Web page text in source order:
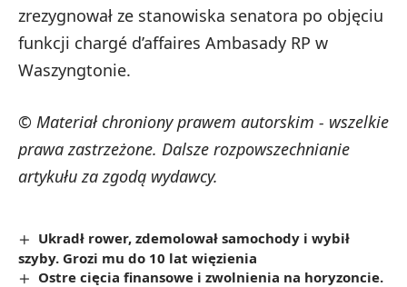
zrezygnował ze stanowiska senatora po objęciu
funkcji chargé d’affaires Ambasady RP w
Waszyngtonie.
© Materiał chroniony prawem autorskim - wszelkie
prawa zastrzeżone. Dalsze rozpowszechnianie
artykułu za zgodą wydawcy.
Ukradł rower, zdemolował samochody i wybił
szyby. Grozi mu do 10 lat więzienia
Ostre cięcia finansowe i zwolnienia na horyzoncie.